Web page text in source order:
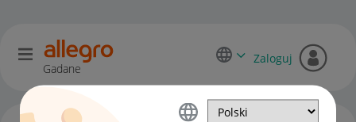
Gadane
Zaloguj